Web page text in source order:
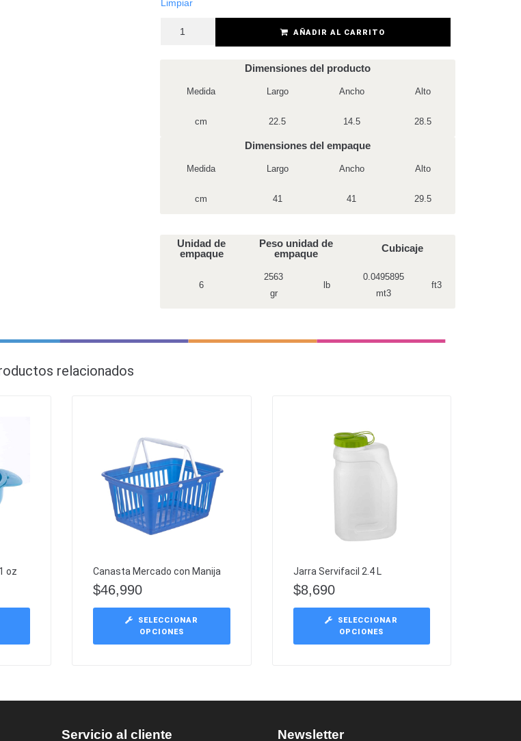
Limpiar
AÑADIR AL CARRITO
Dimensiones del producto
Medida Largo Ancho Alto
cm 22.5 14.5 28.5
Dimensiones del empaque
Medida Largo Ancho Alto
cm 41 41 29.5
Unidad de
empaque
Peso unidad de
empaque
Cubicaje
6
2563
gr
lb
0.0495895
mt3
ft3
relacionados
oz Canasta Mercado con Manija
$46,990
SELECCIONAR
OPCIONES
Jarra Servifacil 2.4 L
$8,690
SELECCIONAR
OPCIONES
Servicio al cliente Newsletter